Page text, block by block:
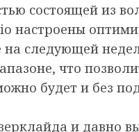
состоящей из
настроены
на следующей
что
будет и без
и давно